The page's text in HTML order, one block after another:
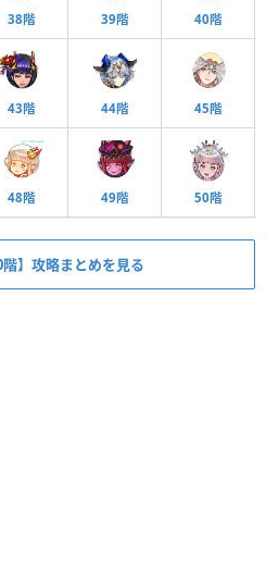
38階 39階 40階
43階 44階 45階
48階 49階 50階
】攻略まとめを見る